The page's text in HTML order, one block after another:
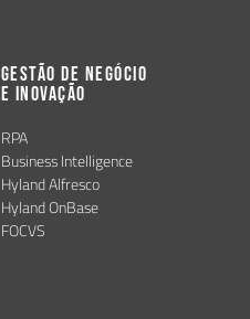
Gestão de Negócio
e Inovação
RPA
Business Intelligence
Hyland Alfresco
Hyland OnBase
FOCVS